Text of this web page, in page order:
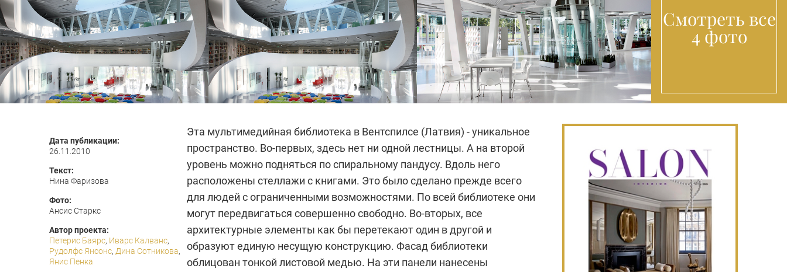
Смотреть все
4 фото
Дата публикации:
26.11.2010
Текст:
Нина Фаризова
Фото:
Ансис Старкс
Автор проекта:
Петерис Баярс, Иварс Калванс,
Рудолфс Янсонс, Дина Сотникова,
Янис Пенка
Эта мультимедийная библиотека в Вентспилсе (Латвия) - уникальное
пространство. Во-первых, здесь нет ни одной лестницы. А на второй
уровень можно подняться по спиральному пандусу. Вдоль него
расположены стеллажи с книгами. Это было сделано прежде всего
для людей с ограниченными возможностями. По всей библиотеке они
могут передвигаться совершенно свободно. Во-вторых, все
архитектурные элементы как бы перетекают один в другой и
образуют единую несущую конструкцию. Фасад библиотеки
облицован тонкой листовой медью. На эти панели нанесены